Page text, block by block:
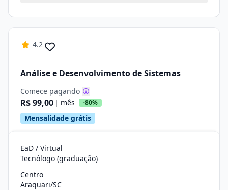
4.2
Análise e Desenvolvimento de Sistemas
Comece pagando
R$ 99,00 | mês -80%
Mensalidade grátis
EaD / Virtual
Tecnólogo (graduação)
Centro
Araquari/SC